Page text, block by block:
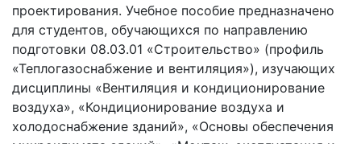
проектирования. Учебное пособие предназначено
для студентов, обучающихся по направлению
подготовки 08.03.01 «Строительство» (профиль
«Теплогазоснабжение и вентиляция»), изучающих
дисциплины «Вентиляция и кондиционирование
воздуха», «Кондиционирование воздуха и
холодоснабжение зданий», «Основы обеспечения